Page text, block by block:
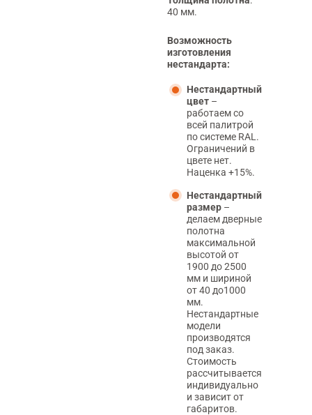
40 мм.
Возможность
изготовления
нестандарта:
Нестандартный
цвет –
работаем со
всей палитрой
по системе RAL.
Ограничений в
цвете нет.
Наценка +15%.
Нестандартный
размер –
делаем дверные
полотна
максимальной
высотой от
1900 до 2500
мм и шириной
от 40 до1000
мм.
Нестандартные
модели
производятся
под заказ.
Стоимость
рассчитывается
индивидуально
и зависит от
габаритов.